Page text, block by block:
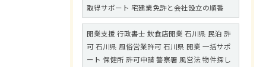
取得サポート 宅建業免許と会社設立の順番
開業支援 行政書士 飲食店開業 石川県 民泊 許
可 石川県 風俗営業許可 石川県 開業 一括サポ
ート 保健所 許可申請 警察署 風営法 物件探し